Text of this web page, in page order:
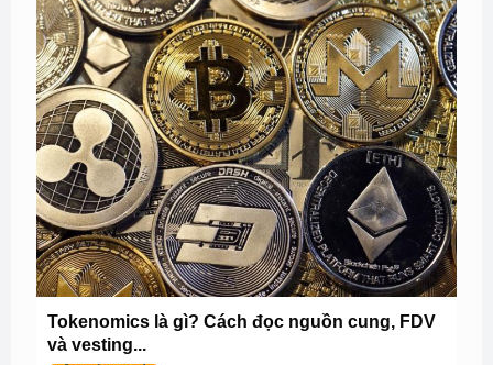
Tokenomics là gì? Cách đọc nguồn cung, FDV
và vesting...